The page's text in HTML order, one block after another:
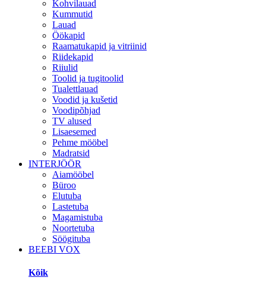
Kohvilauad
Kummutid
Lauad
Öökapid
Raamatukapid ja vitriinid
Riidekapid
Riiulid
Toolid ja tugitoolid
Tualettlauad
Voodid ja kušetid
Voodipõhjad
TV alused
Lisaesemed
Pehme mööbel
Madratsid
INTERJÖÖR
Aiamööbel
Büroo
Elutuba
Lastetuba
Magamistuba
Noortetuba
Söögituba
BEEBI VOX
Kõik